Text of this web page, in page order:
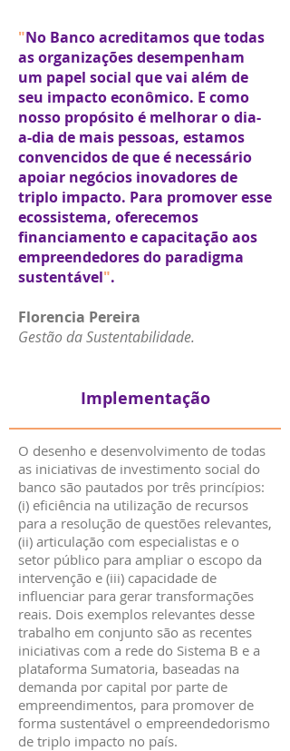
"No Banco acreditamos que todas
as organizações desempenham
um papel social que vai além de
seu impacto econômico. E como
nosso propósito é melhorar o dia-
a-dia de mais pessoas, estamos
convencidos de que é necessário
apoiar negócios inovadores de
triplo impacto. Para promover esse
ecossistema, oferecemos
financiamento e capacitação aos
empreendedores do paradigma
sustentável".
Florencia Pereira
Gestão da Sustentabilidade.
Implementação
O desenho e desenvolvimento de todas
as iniciativas de investimento social do
banco são pautados por três princípios:
(i) eficiência na utilização de recursos
para a resolução de questões relevantes,
(ii) articulação com especialistas e o
setor público para ampliar o escopo da
intervenção e (iii) capacidade de
influenciar para gerar transformações
reais. Dois exemplos relevantes desse
trabalho em conjunto são as recentes
iniciativas com a rede do Sistema B e a
plataforma Sumatoria, baseadas na
demanda por capital por parte de
empreendimentos, para promover de
forma sustentável o empreendedorismo
de triplo impacto no país.